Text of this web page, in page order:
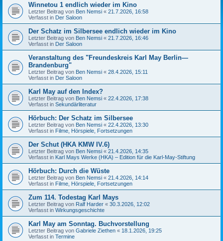
Winnetou 1 endlich wieder im Kino
Letzter Beitrag von Ben Nemsi « 21.7.2026, 16:58
Verfasst in Der Saloon
Der Schatz im Silbersee endlich wieder im Kino
Letzter Beitrag von Ben Nemsi « 21.7.2026, 16:46
Verfasst in Der Saloon
Veranstaltung des "Freundeskreis Karl May Berlin—
Brandenburg"
Letzter Beitrag von Ben Nemsi « 28.4.2026, 15:11
Verfasst in Der Saloon
Karl May auf den Index?
Letzter Beitrag von Ben Nemsi « 22.4.2026, 17:38
Verfasst in Sekundärliteratur
Hörbuch: Der Schatz im Silbersee
Letzter Beitrag von Ben Nemsi « 22.4.2026, 13:30
Verfasst in Filme, Hörspiele, Fortsetzungen
Der Schut (HKA KMW IV.6)
Letzter Beitrag von Ben Nemsi « 21.4.2026, 14:35
Verfasst in Karl Mays Werke (HKA) – Edition für die Karl-May-Stiftung
Hörbuch: Durch die Wüste
Letzter Beitrag von Ben Nemsi « 21.4.2026, 14:14
Verfasst in Filme, Hörspiele, Fortsetzungen
Zum 114. Todestag Karl Mays
Letzter Beitrag von Ralf Harder « 30.3.2026, 12:02
Verfasst in Wirkungsgeschichte
Karl May am Sonntag. Buchvorstellung
Letzter Beitrag von Gabriele Ziethen « 18.1.2026, 19:25
Verfasst in Termine